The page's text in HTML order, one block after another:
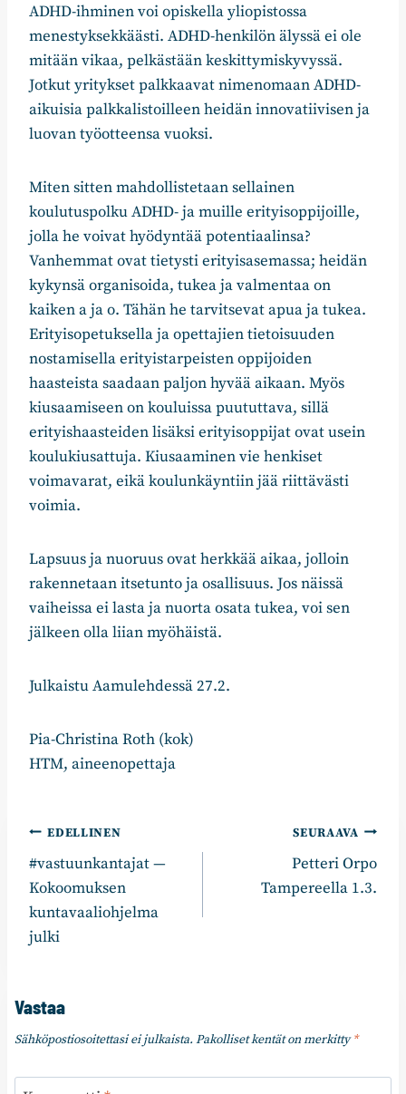
ADHD-ihminen voi opiskella yliopistossa
menestyksekkäästi. ADHD-henkilön älyssä ei ole
mitään vikaa, pelkästään keskittymiskyvyssä.
Jotkut yritykset palkkaavat nimenomaan ADHD-
aikuisia palkkalistoilleen heidän innovatiivisen ja
luovan työotteensa vuoksi.
Miten sitten mahdollistetaan sellainen
koulutuspolku ADHD- ja muille erityisoppijoille,
jolla he voivat hyödyntää potentiaalinsa?
Vanhemmat ovat tietysti erityisasemassa; heidän
kykynsä organisoida, tukea ja valmentaa on
kaiken a ja o. Tähän he tarvitsevat apua ja tukea.
Erityisopetuksella ja opettajien tietoisuuden
nostamisella erityistarpeisten oppijoiden
haasteista saadaan paljon hyvää aikaan. Myös
kiusaamiseen on kouluissa puututtava, sillä
erityishaasteiden lisäksi erityisoppijat ovat usein
koulukiusattuja. Kiusaaminen vie henkiset
voimavarat, eikä koulunkäyntiin jää riittävästi
voimia.
Lapsuus ja nuoruus ovat herkkää aikaa, jolloin
rakennetaan itsetunto ja osallisuus. Jos näissä
vaiheissa ei lasta ja nuorta osata tukea, voi sen
jälkeen olla liian myöhäistä.
Julkaistu Aamulehdessä 27.2.
Pia-Christina Roth (kok)
HTM, aineenopettaja
Artikkelien
selaus
EDELLINEN
#vastuunkantajat —
Kokoomuksen
kuntavaaliohjelma
julki
SEURAAVA
Petteri Orpo
Tampereella 1.3.
Vastaa
Sähköpostiosoitettasi ei julkaista. Pakolliset kentät on merkitty*